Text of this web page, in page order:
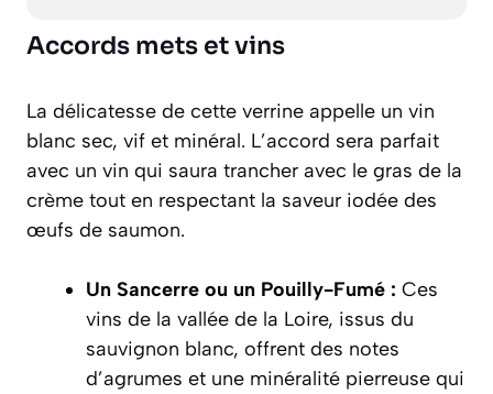
Accords mets et vins
La délicatesse de cette verrine appelle un vin
blanc sec, vif et minéral. L’accord sera parfait
avec un vin qui saura trancher avec le gras de la
crème tout en respectant la saveur iodée des
œufs de saumon.
Un Sancerre ou un Pouilly-Fumé : Ces
vins de la vallée de la Loire, issus du
sauvignon blanc, offrent des notes
d’agrumes et une minéralité pierreuse qui